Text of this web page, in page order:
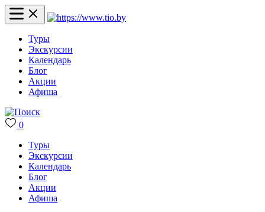
Туры
Экскурсии
Календарь
Блог
Акции
Афиша
0
Туры
Экскурсии
Календарь
Блог
Акции
Афиша